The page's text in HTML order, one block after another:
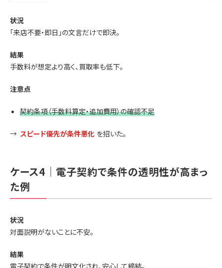
状況
「来店不要・即日」の文言だけで即決。
結果
手数料が想定より高く、買取率も低下。
注意点
契約条項（手数料算定・追加費用）の確認不足
→ スピード優先が条件悪化 を招いた。
ケース4｜電子契約で条件の透明性が高まっ
た例
状況
対面説明がないことに不安。
結果
電子契約で条件が明文化され、安心して締結。